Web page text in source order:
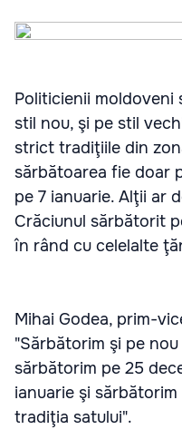
Politicienii moldoveni
stil nou, şi pe stil
strict tradiţiile din
sărbătoarea fie doar
pe 7 ianuarie. Alţii ar
Crăciunul sărbătorit
în rând cu celelalte
Mihai Godea, prim-
"Sărbătorim şi pe
sărbătorim pe 25
ianuarie şi
tradiţia satului".